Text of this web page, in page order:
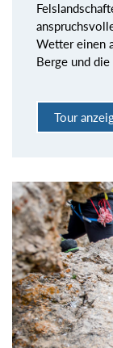
Wetter einen
Berge und
Tour